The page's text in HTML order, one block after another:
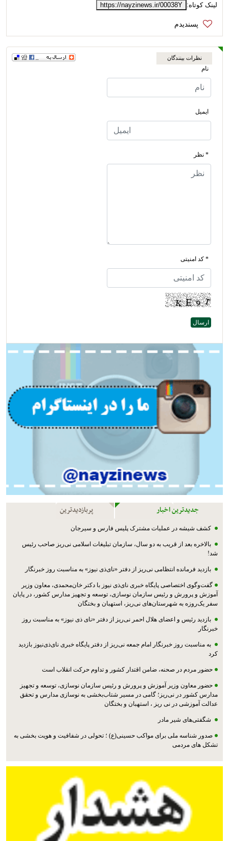
لینک کوتاه: https://nayzinews.ir/00038Y
نظرات بینندگان
نام
ایمیل
* نظر
* کد امنیتی
جدیدترین اخبار پربازدیدترین
کشف شیشه در عملیات مشترک پليس فارس و سیرجان
بالاخره بعد از قریب به دو سال، سازمان تبلیغات اسلامی نی‌ریز صاحب رئیس
شد!
بازدید فرمانده انتظامی نی‌ریز از دفتر «نای‌ذی نیوز» به مناسبت روز خبرنگار
گفت‌وگوی اختصاصی پایگاه خبری نای‌ذی نیوز با دکتر خان‌محمدی، معاون وزیر
آموزش و پرورش و رئیس سازمان نوسازی، توسعه و تجهیز مدارس کشور، در پایان
سفر یک‌روزه به شهرستان‌های نی‌ریز، استهبان و بختگان
بازدید رئیس و اعضای هلال احمر نی‌ریز از دفتر «نای ذی نیوز» به مناسبت روز
خبرنگار
به مناسبت روز خبرنگار امام جمعه نی‌ریز از دفتر پایگاه خبری نای‌ذی‌نیوز بازدید
کرد
حضور مردم در صحنه، ضامن اقتدار کشور و تداوم حرکت انقلاب است
حضور معاون وزیر آموزش و پرورش و رئیس سازمان نوسازی، توسعه و تجهیز
مدارس کشور در نی‌ریز؛ گامی در مسیر شتاب‌بخشی به نوسازی مدارس و تحقق
عدالت آموزشی در نی ریز ، استهبان و بختگان
شگفتی‌های شیر مادر
صدور شناسه ملی برای مواکب حسینی(ع) ؛ تحولی در شفافیت و هویت بخشی به
تشکل های مردمی